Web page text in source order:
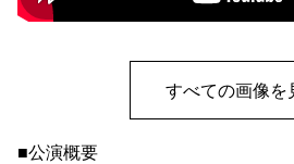
すべての画像を
■公演概要